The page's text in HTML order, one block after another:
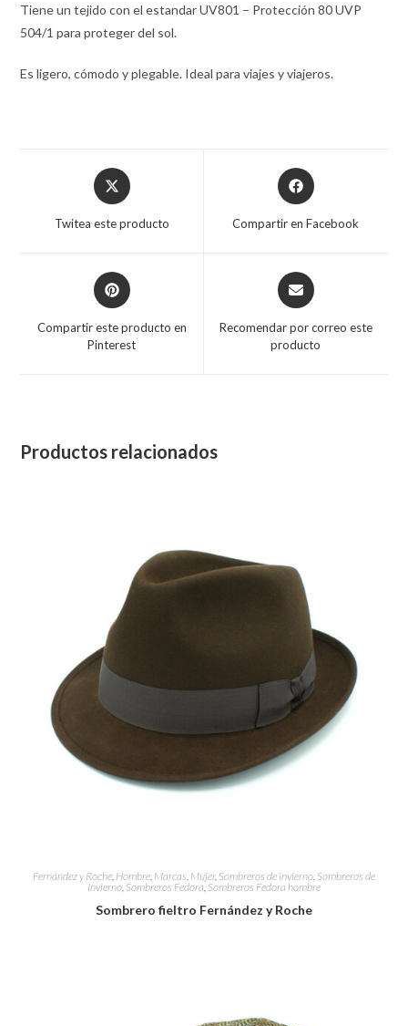
Tiene un tejido con el estandar UV801 – Protección 80 UVP
504/1 para proteger del sol.
Es ligero, cómodo y plegable. Ideal para viajes y viajeros.
Opens
in
Twitea este producto
Opens
in
Compartir en Facebook
Opens
in
new
Compartir este producto en
Pinterest
Opens
in
new
Recomendar por correo este
producto
Productos relacionados
Fernández y Roche Hombre Marcas Mujer, Sombreros de invierno Sombreros de
Invierno Sombreros Fedora, Sombreros Fedora hombre
Sombrero fieltro Fernández y Roche